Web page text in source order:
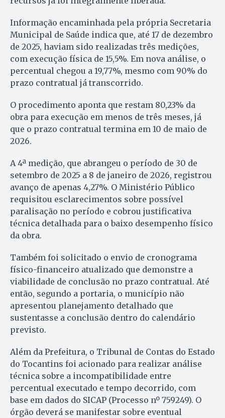
Informação encaminhada pela própria Secretaria
Municipal de Saúde indica que, até 17 de dezembro
de 2025, haviam sido realizadas três medições,
com execução física de 15,5%. Em nova análise, o
percentual chegou a 19,77%, mesmo com 90% do
prazo contratual já transcorrido.
O procedimento aponta que restam 80,23% da
obra para execução em menos de três meses, já
que o prazo contratual termina em 10 de maio de
2026.
A 4ª medição, que abrangeu o período de 30 de
setembro de 2025 a 8 de janeiro de 2026, registrou
avanço de apenas 4,27%. O Ministério Público
requisitou esclarecimentos sobre possível
paralisação no período e cobrou justificativa
técnica detalhada para o baixo desempenho físico
da obra.
Também foi solicitado o envio de cronograma
físico-financeiro atualizado que demonstre a
viabilidade de conclusão no prazo contratual. Até
então, segundo a portaria, o município não
apresentou planejamento detalhado que
sustentasse a conclusão dentro do calendário
previsto.
Além da Prefeitura, o Tribunal de Contas do Estado
do Tocantins foi acionado para realizar análise
técnica sobre a incompatibilidade entre
percentual executado e tempo decorrido, com
base em dados do SICAP (Processo nº 759249). O
órgão deverá se manifestar sobre eventual